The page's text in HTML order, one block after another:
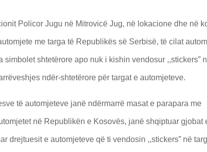
Policor Jugu në Mitrovicë Jug, në lokacione dhe në
me targa të Republikës së Serbisë, të cilat
simbolet shtetërore apo nuk i kishin vendosur ,,stickers”
ndër-shtetërore për targat e automjeteve.
të automjeteve janë ndërmarrë masat e parapara me
në Republikën e Kosovës, janë shqiptuar gjobat
drejtuesit e automjeteve që ti vendosin ,,stickers” në